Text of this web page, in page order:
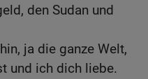
den Sudan und
ja die ganze Welt,
und ich dich liebe.